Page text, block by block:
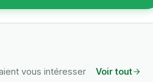
vous intéresser Voir tout